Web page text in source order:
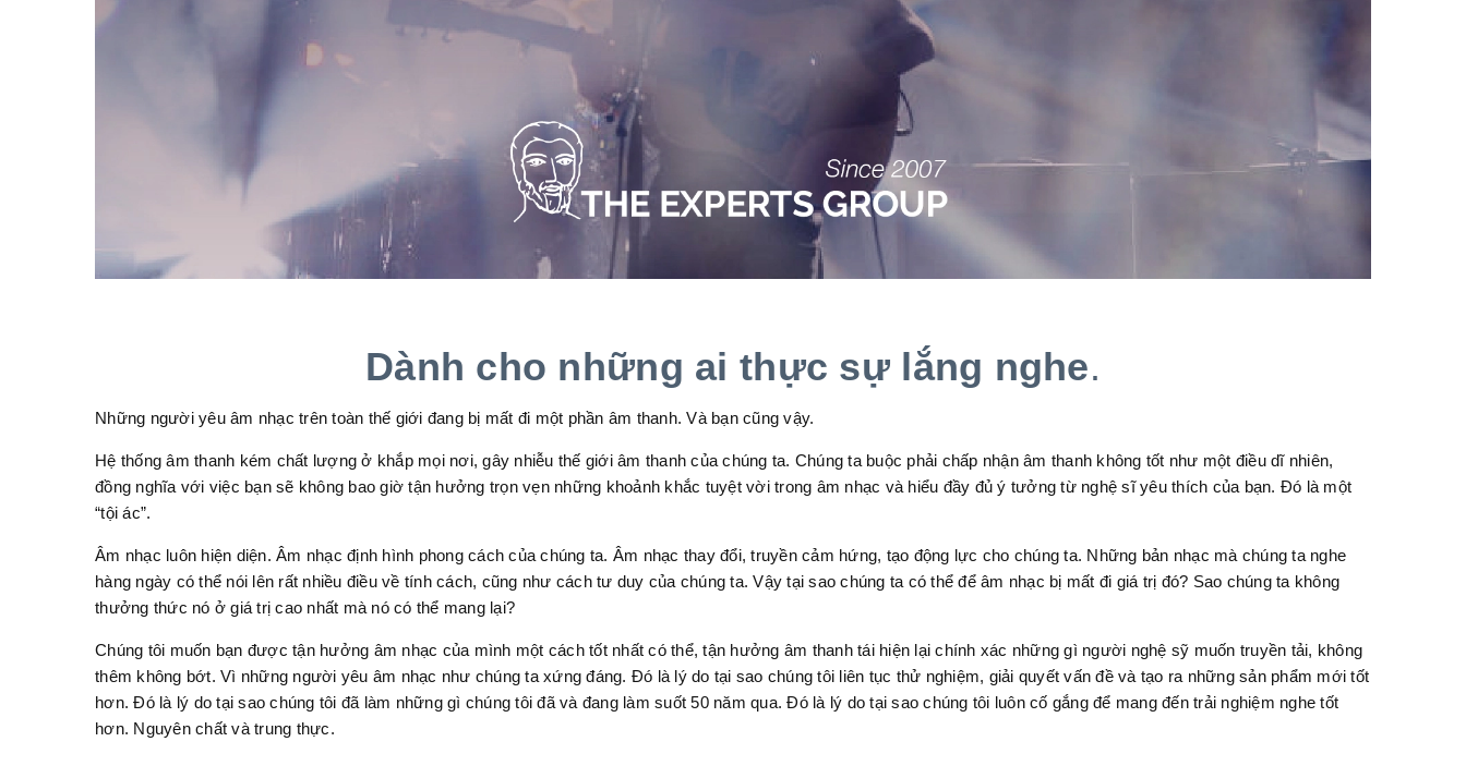
Dành cho những ai thực sự lắng nghe.
Những người yêu âm nhạc trên toàn thế giới đang bị mất đi một phần âm thanh. Và bạn cũng vậy.
Hệ thống âm thanh kém chất lượng ở khắp mọi nơi, gây nhiễu thế giới âm thanh của chúng ta. Chúng ta buộc phải chấp nhận âm thanh không tốt như một điều dĩ nhiên,
đồng nghĩa với việc bạn sẽ không bao giờ tận hưởng trọn vẹn những khoảnh khắc tuyệt vời trong âm nhạc và hiểu đầy đủ ý tưởng từ nghệ sĩ yêu thích của bạn. Đó là một
“tội ác”.
Âm nhạc luôn hiện diện. Âm nhạc định hình phong cách của chúng ta. Âm nhạc thay đổi, truyền cảm hứng, tạo động lực cho chúng ta. Những bản nhạc mà chúng ta nghe
hàng ngày có thể nói lên rất nhiều điều về tính cách, cũng như cách tư duy của chúng ta. Vậy tại sao chúng ta có thể để âm nhạc bị mất đi giá trị đó? Sao chúng ta không
thưởng thức nó ở giá trị cao nhất mà nó có thể mang lại?
Chúng tôi muốn bạn được tận hưởng âm nhạc của mình một cách tốt nhất có thể, tận hưởng âm thanh tái hiện lại chính xác những gì người nghệ sỹ muốn truyền tải, không
thêm không bớt. Vì những người yêu âm nhạc như chúng ta xứng đáng. Đó là lý do tại sao chúng tôi liên tục thử nghiệm, giải quyết vấn đề và tạo ra những sản phẩm mới tốt
hơn. Đó là lý do tại sao chúng tôi đã làm những gì chúng tôi đã và đang làm suốt 50 năm qua. Đó là lý do tại sao chúng tôi luôn cố gắng để mang đến trải nghiệm nghe tốt
hơn. Nguyên chất và trung thực.